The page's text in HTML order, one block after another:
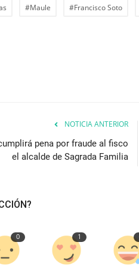
#Maule #Francisco Soto
NOTICIA ANTERIOR
pena por fraude al fisco
el alcalde de Sagrada Familia
0 1